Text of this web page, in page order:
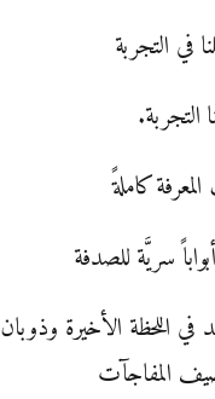
في التجربة
التجربة.
كاملةً
سريَّة للصدفة
في اللحظة الأخيرة وذوبان
المفاجآت